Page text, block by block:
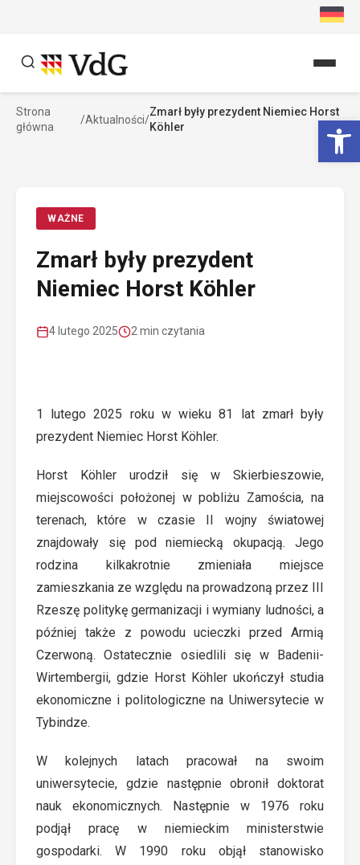
Szukaj
Strona
główna
/Aktualności/
Zmarł były prezydent Niemiec Horst
Köhler
WAŻNE
Zmarł były prezydent
Niemiec Horst Köhler
4 lutego 2025 2 min czytania
1 lutego 2025 roku w wieku 81 lat zmarł były
prezydent Niemiec Horst Köhler.
Horst Köhler urodził się w Skierbieszowie,
miejscowości położonej w pobliżu Zamościa, na
terenach, które w czasie II wojny światowej
znajdowały się pod niemiecką okupacją. Jego
rodzina kilkakrotnie zmieniała miejsce
zamieszkania ze względu na prowadzoną przez III
Rzeszę politykę germanizacji i wymiany ludności, a
później także z powodu ucieczki przed Armią
Czerwoną. Ostatecznie osiedlili się w Badenii-
Wirtembergii, gdzie Horst Köhler ukończył studia
ekonomiczne i politologiczne na Uniwersytecie w
Tybindze.
W kolejnych latach pracował na swoim
uniwersytecie, gdzie następnie obronił doktorat
nauk ekonomicznych. Następnie w 1976 roku
podjął pracę w niemieckim ministerstwie
gospodarki. W 1990 roku objął stanowisko